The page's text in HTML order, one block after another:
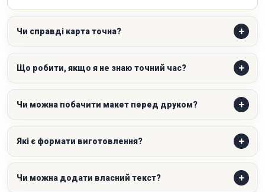
Чи справді карта точна?
Що робити, якщо я не знаю точний час?
Чи можна побачити макет перед друком?
Які є формати виготовлення?
Чи можна додати власний текст?